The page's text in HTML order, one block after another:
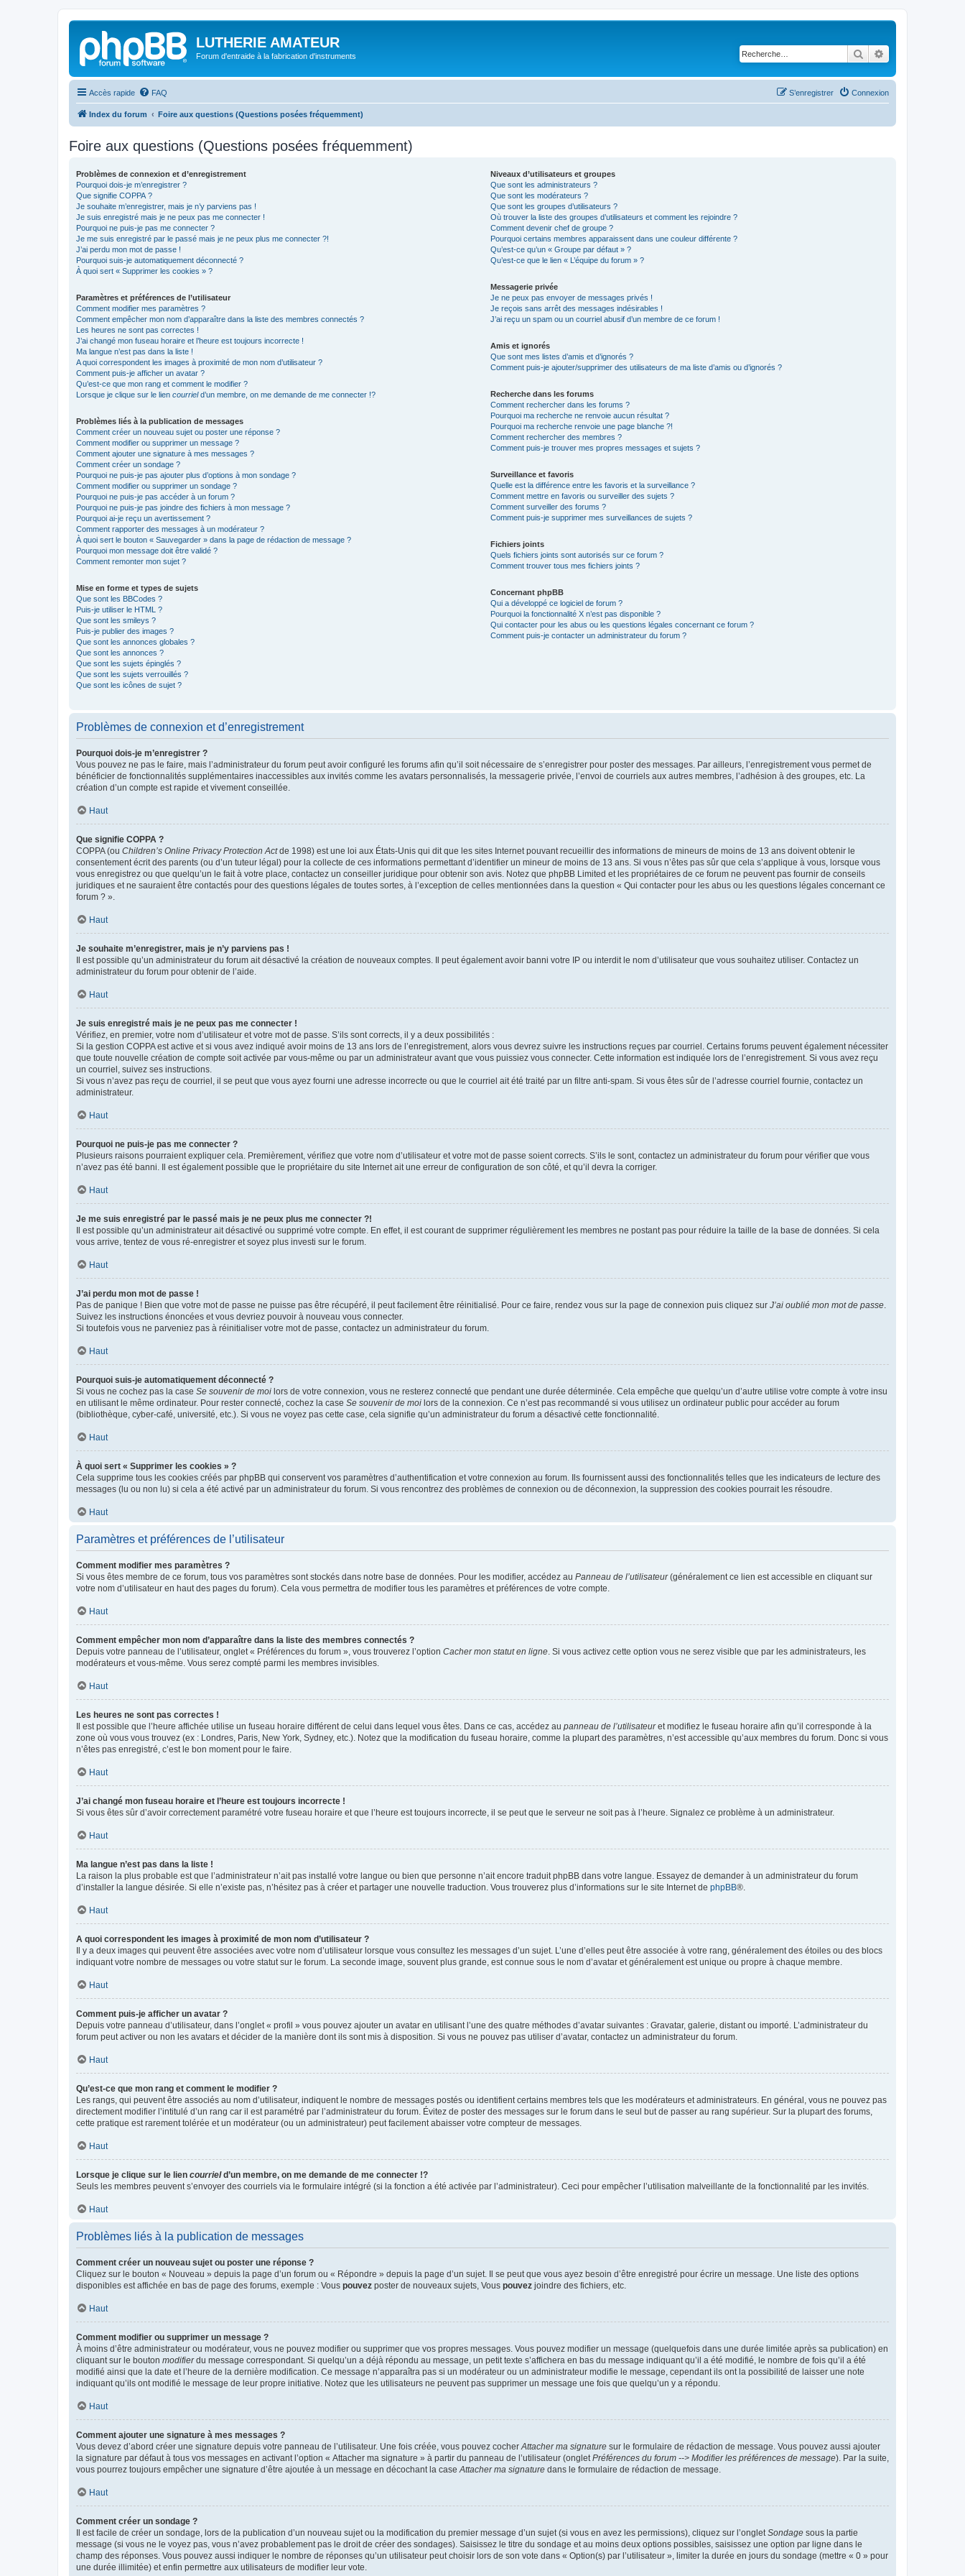
LUTHERIE AMATEUR
Forum d'entraide à la fabrication d'instruments Rechercher
Accès rapide FAQ Connexion
S’enregistrer
Index du forum Foire aux questions (Questions posées fréquemment)
Foire aux questions (Questions posées fréquemment)
Problèmes de connexion et d’enregistrement
Pourquoi dois-je m’enregistrer ?
Que signifie COPPA ?
Je souhaite m’enregistrer, mais je n’y parviens pas !
Je suis enregistré mais je ne peux pas me connecter !
Pourquoi ne puis-je pas me connecter ?
Je me suis enregistré par le passé mais je ne peux plus me connecter ?!
J’ai perdu mon mot de passe !
Pourquoi suis-je automatiquement déconnecté ?
À quoi sert « Supprimer les cookies » ?
Paramètres et préférences de l’utilisateur
Comment modifier mes paramètres ?
Comment empêcher mon nom d’apparaître dans la liste des membres connectés ?
Les heures ne sont pas correctes !
J’ai changé mon fuseau horaire et l’heure est toujours incorrecte !
Ma langue n’est pas dans la liste !
A quoi correspondent les images à proximité de mon nom d’utilisateur ?
Comment puis-je afficher un avatar ?
Qu’est-ce que mon rang et comment le modifier ?
Lorsque je clique sur le lien courrield’un membre, on me demande de me connecter !?
Problèmes liés à la publication de messages
Comment créer un nouveau sujet ou poster une réponse ?
Comment modifier ou supprimer un message ?
Comment ajouter une signature à mes messages ?
Comment créer un sondage ?
Pourquoi ne puis-je pas ajouter plus d’options à mon sondage ?
Comment modifier ou supprimer un sondage ?
Pourquoi ne puis-je pas accéder à un forum ?
Pourquoi ne puis-je pas joindre des fichiers à mon message ?
Pourquoi ai-je reçu un avertissement ?
Comment rapporter des messages à un modérateur ?
À quoi sert le bouton « Sauvegarder » dans la page de rédaction de message ?
Pourquoi mon message doit être validé ?
Comment remonter mon sujet ?
Mise en forme et types de sujets
Que sont les BBCodes ?
Puis-je utiliser le HTML ?
Que sont les smileys ?
Puis-je publier des images ?
Que sont les annonces globales ?
Que sont les annonces ?
Que sont les sujets épinglés ?
Que sont les sujets verrouillés ?
Que sont les icônes de sujet ?
Niveaux d’utilisateurs et groupes
Que sont les administrateurs ?
Que sont les modérateurs ?
Que sont les groupes d’utilisateurs ?
Où trouver la liste des groupes d’utilisateurs et comment les rejoindre ?
Comment devenir chef de groupe ?
Pourquoi certains membres apparaissent dans une couleur différente ?
Qu’est-ce qu’un « Groupe par défaut » ?
Qu’est-ce que le lien « L’équipe du forum » ?
Messagerie privée
Je ne peux pas envoyer de messages privés !
Je reçois sans arrêt des messages indésirables !
J’ai reçu un spam ou un courriel abusif d’un membre de ce forum !
Amis et ignorés
Que sont mes listes d’amis et d’ignorés ?
Comment puis-je ajouter/supprimer des utilisateurs de ma liste d’amis ou d’ignorés ?
Recherche dans les forums
Comment rechercher dans les forums ?
Pourquoi ma recherche ne renvoie aucun résultat ?
Pourquoi ma recherche renvoie une page blanche ?!
Comment rechercher des membres ?
Comment puis-je trouver mes propres messages et sujets ?
Surveillance et favoris
Quelle est la différence entre les favoris et la surveillance ?
Comment mettre en favoris ou surveiller des sujets ?
Comment surveiller des forums ?
Comment puis-je supprimer mes surveillances de sujets ?
Fichiers joints
Quels fichiers joints sont autorisés sur ce forum ?
Comment trouver tous mes fichiers joints ?
Concernant phpBB
Qui a développé ce logiciel de forum ?
Pourquoi la fonctionnalité X n’est pas disponible ?
Qui contacter pour les abus ou les questions légales concernant ce forum ?
Comment puis-je contacter un administrateur du forum ?
Problèmes de connexion et d’enregistrement
Pourquoi dois-je m’enregistrer ?
Vous pouvez ne pas le faire, mais l’administrateur du forum peut avoir configuré les forums afin qu’il soit nécessaire de s’enregistrer pour poster des messages. Par ailleurs, l’enregistrement vous permet de
bénéficier de fonctionnalités supplémentaires inaccessibles aux invités comme les avatars personnalisés, la messagerie privée, l’envoi de courriels aux autres membres, l’adhésion à des groupes, etc. La
création d’un compte est rapide et vivement conseillée.
Haut
Que signifie COPPA ?
COPPA (ou Children’s Online Privacy Protection Actde 1998) est une loi aux États-Unis qui dit que les sites Internet pouvant recueillir des informations de mineurs de moins de 13 ans doivent obtenir le
consentement écrit des parents (ou d’un tuteur légal) pour la collecte de ces informations permettant d’identifier un mineur de moins de 13 ans. Si vous n’êtes pas sûr que cela s’applique à vous, lorsque vous
vous enregistrez ou que quelqu’un le fait à votre place, contactez un conseiller juridique pour obtenir son avis. Notez que phpBB Limited et les propriétaires de ce forum ne peuvent pas fournir de conseils
juridiques et ne sauraient être contactés pour des questions légales de toutes sortes, à l’exception de celles mentionnées dans la question « Qui contacter pour les abus ou les questions légales concernant ce
forum ? ».
Haut
Je souhaite m’enregistrer, mais je n’y parviens pas !
Il est possible qu’un administrateur du forum ait désactivé la création de nouveaux comptes. Il peut également avoir banni votre IP ou interdit le nom d’utilisateur que vous souhaitez utiliser. Contactez un
administrateur du forum pour obtenir de l’aide.
Haut
Je suis enregistré mais je ne peux pas me connecter !
Vérifiez, en premier, votre nom d’utilisateur et votre mot de passe. S’ils sont corrects, il y a deux possibilités :
Si la gestion COPPA est active et si vous avez indiqué avoir moins de 13 ans lors de l’enregistrement, alors vous devrez suivre les instructions reçues par courriel. Certains forums peuvent également nécessiter
que toute nouvelle création de compte soit activée par vous-même ou par un administrateur avant que vous puissiez vous connecter. Cette information est indiquée lors de l’enregistrement. Si vous avez reçu
un courriel, suivez ses instructions.
Si vous n’avez pas reçu de courriel, il se peut que vous ayez fourni une adresse incorrecte ou que le courriel ait été traité par un filtre anti-spam. Si vous êtes sûr de l’adresse courriel fournie, contactez un
administrateur.
Haut
Pourquoi ne puis-je pas me connecter ?
Plusieurs raisons pourraient expliquer cela. Premièrement, vérifiez que votre nom d’utilisateur et votre mot de passe soient corrects. S’ils le sont, contactez un administrateur du forum pour vérifier que vous
n’avez pas été banni. Il est également possible que le propriétaire du site Internet ait une erreur de configuration de son côté, et qu’il devra la corriger.
Haut
Je me suis enregistré par le passé mais je ne peux plus me connecter ?!
Il est possible qu’un administrateur ait désactivé ou supprimé votre compte. En effet, il est courant de supprimer régulièrement les membres ne postant pas pour réduire la taille de la base de données. Si cela
vous arrive, tentez de vous ré-enregistrer et soyez plus investi sur le forum.
Haut
J’ai perdu mon mot de passe !
Pas de panique ! Bien que votre mot de passe ne puisse pas être récupéré, il peut facilement être réinitialisé. Pour ce faire, rendez vous sur la page de connexion puis cliquez sur J’ai oublié mon mot de passe
Suivez les instructions énoncées et vous devriez pouvoir à nouveau vous connecter.
Si toutefois vous ne parveniez pas à réinitialiser votre mot de passe, contactez un administrateur du forum.
Haut
Pourquoi suis-je automatiquement déconnecté ?
Si vous ne cochez pas la case Se souvenir de moi lors de votre connexion, vous ne resterez connecté que pendant une durée déterminée. Cela empêche que quelqu’un d’autre utilise votre compte à votre insu
en utilisant le même ordinateur. Pour rester connecté, cochez la case Se souvenir de moi lors de la connexion. Ce n’est pas recommandé si vous utilisez un ordinateur public pour accéder au forum
(bibliothèque, cyber-café, université, etc.). Si vous ne voyez pas cette case, cela signifie qu’un administrateur du forum a désactivé cette fonctionnalité.
Haut
À quoi sert « Supprimer les cookies » ?
Cela supprime tous les cookies créés par phpBB qui conservent vos paramètres d’authentification et votre connexion au forum. Ils fournissent aussi des fonctionnalités telles que les indicateurs de lecture des
messages (lu ou non lu) si cela a été activé par un administrateur du forum. Si vous rencontrez des problèmes de connexion ou de déconnexion, la suppression des cookies pourrait les résoudre.
Haut
Paramètres et préférences de l’utilisateur
Comment modifier mes paramètres ?
Si vous êtes membre de ce forum, tous vos paramètres sont stockés dans notre base de données. Pour les modifier, accédez au Panneau de l’utilisateur(généralement ce lien est accessible en cliquant sur
votre nom d’utilisateur en haut des pages du forum). Cela vous permettra de modifier tous les paramètres et préférences de votre compte.
Haut
Comment empêcher mon nom d’apparaître dans la liste des membres connectés ?
Depuis votre panneau de l’utilisateur, onglet « Préférences du forum », vous trouverez l’option Cacher mon statut en ligne . Si vous activez cette option vous ne serez visible que par les administrateurs, les
modérateurs et vous-même. Vous serez compté parmi les membres invisibles.
Haut
Les heures ne sont pas correctes !
Il est possible que l’heure affichée utilise un fuseau horaire différent de celui dans lequel vous êtes. Dans ce cas, accédez au panneau de l’utilisateuret modifiez le fuseau horaire afin qu’il corresponde à la
zone où vous vous trouvez (ex : Londres, Paris, New York, Sydney, etc.). Notez que la modification du fuseau horaire, comme la plupart des paramètres, n’est accessible qu’aux membres du forum. Donc si vous
n’êtes pas enregistré, c’est le bon moment pour le faire.
Haut
J’ai changé mon fuseau horaire et l’heure est toujours incorrecte !
Si vous êtes sûr d’avoir correctement paramétré votre fuseau horaire et que l’heure est toujours incorrecte, il se peut que le serveur ne soit pas à l’heure. Signalez ce problème à un administrateur.
Haut
Ma langue n’est pas dans la liste !
La raison la plus probable est que l’administrateur n’ait pas installé votre langue ou bien que personne n’ait encore traduit phpBB dans votre langue. Essayez de demander à un administrateur du forum
d’installer la langue désirée. Si elle n’existe pas, n’hésitez pas à créer et partager une nouvelle traduction. Vous trouverez plus d’informations sur le site Internet de phpBB®.
Haut
A quoi correspondent les images à proximité de mon nom d’utilisateur ?
Il y a deux images qui peuvent être associées avec votre nom d’utilisateur lorsque vous consultez les messages d’un sujet. L’une d’elles peut être associée à votre rang, généralement des étoiles ou des blocs
indiquant votre nombre de messages ou votre statut sur le forum. La seconde image, souvent plus grande, est connue sous le nom d’avatar et généralement est unique ou propre à chaque membre.
Haut
Comment puis-je afficher un avatar ?
Depuis votre panneau d’utilisateur, dans l’onglet « profil » vous pouvez ajouter un avatar en utilisant l’une des quatre méthodes d’avatar suivantes : Gravatar, galerie, distant ou importé. L’administrateur du
forum peut activer ou non les avatars et décider de la manière dont ils sont mis à disposition. Si vous ne pouvez pas utiliser d’avatar, contactez un administrateur du forum.
Haut
Qu’est-ce que mon rang et comment le modifier ?
Les rangs, qui peuvent être associés au nom d’utilisateur, indiquent le nombre de messages postés ou identifient certains membres tels que les modérateurs et administrateurs. En général, vous ne pouvez pas
directement modifier l’intitulé d’un rang car il est paramétré par l’administrateur du forum. Évitez de poster des messages sur le forum dans le seul but de passer au rang supérieur. Sur la plupart des forums,
cette pratique est rarement tolérée et un modérateur (ou un administrateur) peut facilement abaisser votre compteur de messages.
Haut
Lorsque je clique sur le lien courrield’un membre, on me demande de me connecter !?
Seuls les membres peuvent s’envoyer des courriels via le formulaire intégré (si la fonction a été activée par l’administrateur). Ceci pour empêcher l’utilisation malveillante de la fonctionnalité par les invités.
Haut
Problèmes liés à la publication de messages
Comment créer un nouveau sujet ou poster une réponse ?
Cliquez sur le bouton « Nouveau » depuis la page d’un forum ou « Répondre » depuis la page d’un sujet. Il se peut que vous ayez besoin d’être enregistré pour écrire un message. Une liste des options
disponibles est affichée en bas de page des forums, exemple : Vous pouvez poster de nouveaux sujets, Vous pouvez joindre des fichiers, etc.
Haut
Comment modifier ou supprimer un message ?
À moins d’être administrateur ou modérateur, vous ne pouvez modifier ou supprimer que vos propres messages. Vous pouvez modifier un message (quelquefois dans une durée limitée après sa publication) en
cliquant sur le bouton modifierdu message correspondant. Si quelqu’un a déjà répondu au message, un petit texte s’affichera en bas du message indiquant qu’il a été modifié, le nombre de fois qu’il a été
modifié ainsi que la date et l’heure de la dernière modification. Ce message n’apparaîtra pas si un modérateur ou un administrateur modifie le message, cependant ils ont la possibilité de laisser une note
indiquant qu’ils ont modifié le message de leur propre initiative. Notez que les utilisateurs ne peuvent pas supprimer un message une fois que quelqu’un y a répondu.
Haut
Comment ajouter une signature à mes messages ?
Vous devez d’abord créer une signature depuis votre panneau de l’utilisateur. Une fois créée, vous pouvez cocher Attacher ma signature sur le formulaire de rédaction de message. Vous pouvez aussi ajouter
la signature par défaut à tous vos messages en activant l’option « Attacher ma signature » à partir du panneau de l’utilisateur (onglet Préférences du forum --> Modifier les préférences de message). Par la suite,
vous pourrez toujours empêcher une signature d’être ajoutée à un message en décochant la case Attacher ma signature dans le formulaire de rédaction de message.
Haut
Comment créer un sondage ?
Il est facile de créer un sondage, lors de la publication d’un nouveau sujet ou la modification du premier message d’un sujet (si vous en avez les permissions), cliquez sur l’onglet Sondage sous la partie
message (si vous ne le voyez pas, vous n’avez probablement pas le droit de créer des sondages). Saisissez le titre du sondage et au moins deux options possibles, saisissez une option par ligne dans le
champ des réponses. Vous pouvez aussi indiquer le nombre de réponses qu’un utilisateur peut choisir lors de son vote dans « Option(s) par l’utilisateur », limiter la durée en jours du sondage (mettre « 0 » pour
une durée illimitée) et enfin permettre aux utilisateurs de modifier leur vote.